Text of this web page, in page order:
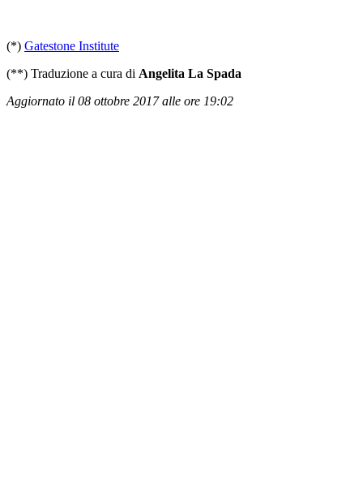
(*) Gatestone Institute
(**) Traduzione a cura di Angelita La Spada
Aggiornato il 08 ottobre 2017 alle ore 19:02